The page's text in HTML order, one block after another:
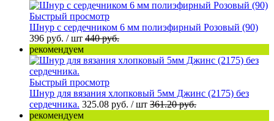
Быстрый просмотр
Шнур с сердечником 6 мм полиэфирный Розовый (90)
396 руб. / шт 440 руб.
рекомендуем
Быстрый просмотр
Шнур для вязания хлопковый 5мм Джинс (2175) без
сердечника. 325.08 руб. / шт 361.20 руб.
рекомендуем